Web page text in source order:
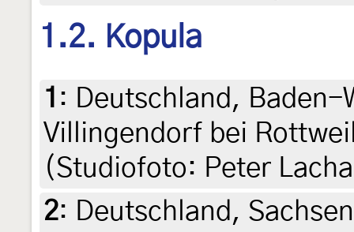
1.2. Kopula
1 : Deutschland,
Villingendorf bei
(Studiofoto: Peter
2: Deutschland,